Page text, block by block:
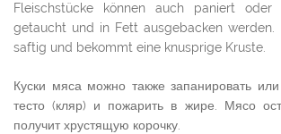
Fleischstücke können auch paniert oder
getaucht und in Fett ausgebacken werden.
saftig und bekommt eine knusprige Kruste.
Куски мяса можно также запанировать
тесто (кляр) и пожарить в жире. Мясо
получит хрустящую корочку.